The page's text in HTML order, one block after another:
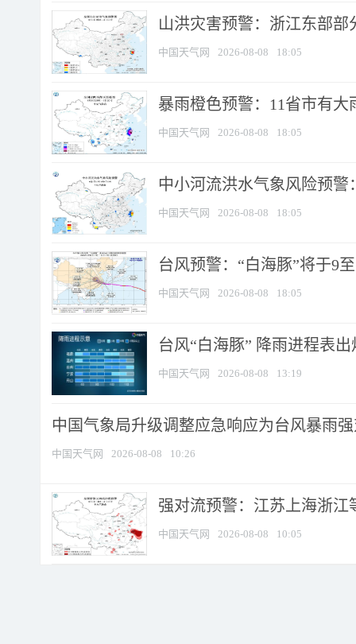
山洪灾害预警：浙江东部
中国天气网 2026-08-08 18:05
暴雨橙色预警：11省市有
中国天气网 2026-08-08 18:05
中小河流洪水气象风险预
中国天气网 2026-08-08 18:05
台风预警：“白海豚”将于9
中国天气网 2026-08-08 18:05
台风“白海豚” 降雨进程表
中国天气网 2026-08-08 13:19
中国气象局升级调整应急响应为台风暴雨
中国天气网 2026-08-08 10:26
强对流预警：江苏上海浙江
中国天气网 2026-08-08 10:05